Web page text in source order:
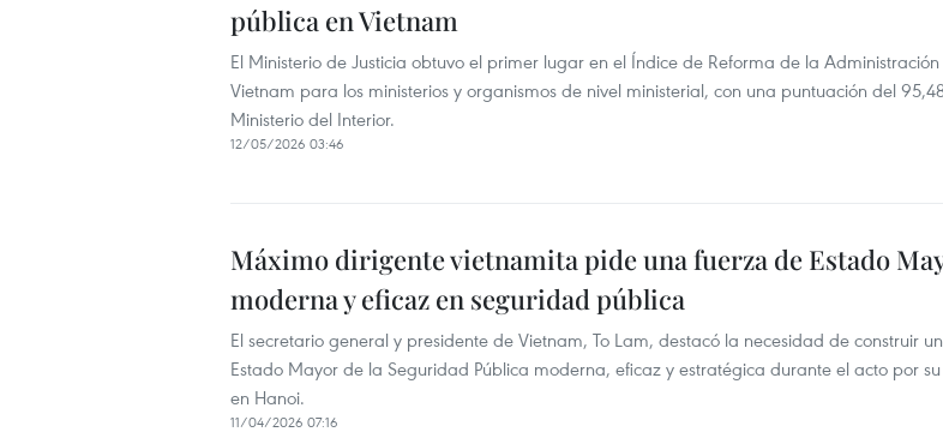
pública en Vietnam
El Ministerio de Justicia obtuvo el primer lugar en el Índice de Reforma de la
Vietnam para los ministerios y organismos de nivel ministerial, con una puntuación del
Ministerio del Interior.
12/05/2026 03:46
Máximo dirigente vietnamita pide una fuerza de Estado
moderna y eficaz en seguridad pública
El secretario general y presidente de Vietnam, To Lam, destacó la necesidad de construir
Estado Mayor de la Seguridad Pública moderna, eficaz y estratégica durante el acto por
en Hanoi.
11/04/2026 07:16